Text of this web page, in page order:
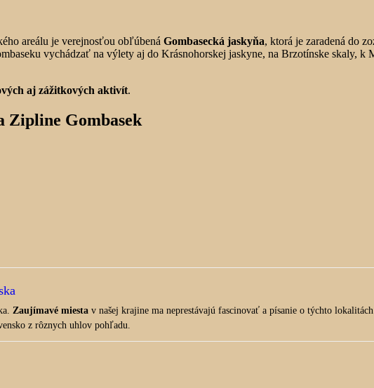
areálu je verejnosťou obľúbená Gombasecká jaskyňa, ktorá je zaradená do
vychádzať na výlety aj do Krásnohorskej jaskyne, na Brzotínske skaly,
aj zážitkových aktivít.
Zipline Gombasek
Zaujímavé miesta v našej krajine ma neprestávajú fascinovať a písanie o týchto
z rôznych uhlov pohľadu.